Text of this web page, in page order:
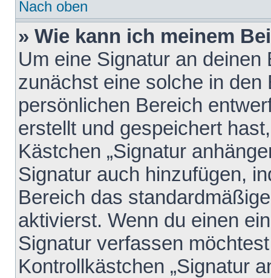
Nach oben
» Wie kann ich meinem
Um eine Signatur an
zunächst eine solche in den
persönlichen Bereich
erstellt und gespeichert
Kästchen „Signatur
Signatur auch hinzufügen,
Bereich das
aktivierst. Wenn du einen
Signatur verfassen
Kontrollkästchen „Signatur